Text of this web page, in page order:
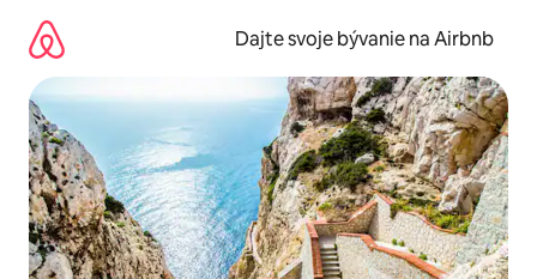
obsah.
Dajte svoje bývanie na Airbnb